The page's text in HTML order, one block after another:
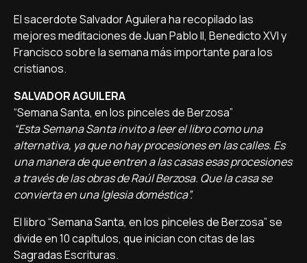
El sacerdote Salvador Aguilera ha recopilado las
mejores meditaciones de Juan Pablo II, Benedicto XVI y
Francisco sobre la semana más importante para los
cristianos.
SALVADOR AGUILERA
“Semana Santa, en los pinceles de Berzosa”
“Esta Semana Santa invito a leer el libro como una
alternativa, ya que no hay procesiones en las calles. Es
una manera de que entren a las casas esas procesiones
a través de las obras de Raúl Berzosa. Que la casa se
convierta en una Iglesia doméstica”.
El libro “Semana Santa, en los pinceles de Berzosa” se
divide en 10 capítulos, que inician con citas de las
Sagradas Escrituras.